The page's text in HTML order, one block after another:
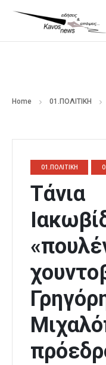
Home 01.ΠΟΛΙΤΙΚΗ
01.ΠΟΛΙΤΙΚΗ
Τάνια